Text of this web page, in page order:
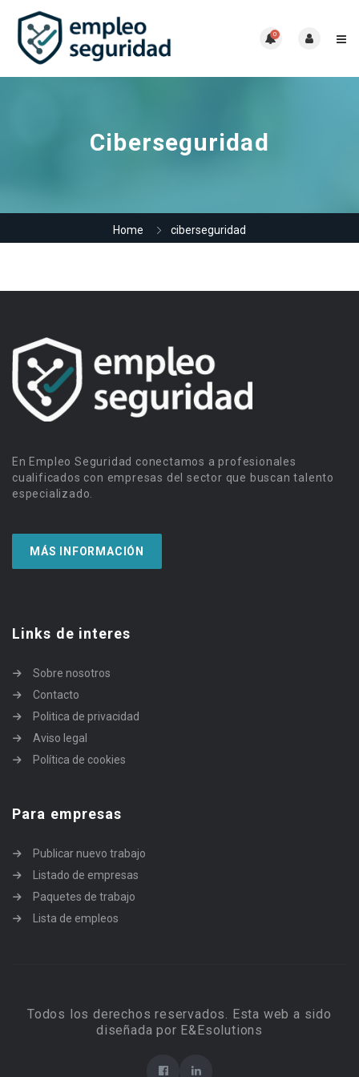
0
Ciberseguridad
Home ciberseguridad
En Empleo Seguridad conectamos a profesionales
cualificados con empresas del sector que buscan talento
especializado.
MÁS INFORMACIÓN
Links de interes
Sobre nosotros
Contacto
Politica de privacidad
Aviso legal
Política de cookies
Para empresas
Publicar nuevo trabajo
Listado de empresas
Paquetes de trabajo
Lista de empleos
Todos los derechos reservados. Esta web a sido
diseñada por E&Esolutions